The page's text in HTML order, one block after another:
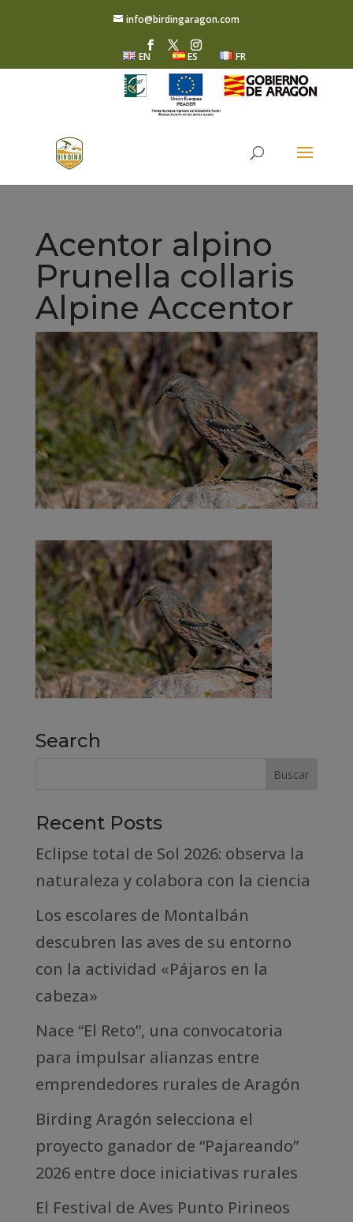
info@birdingaragon.com
EN ES FR
Acentor alpino
Prunella collaris
Alpine Accentor
Search
Recent Posts
Eclipse total de Sol 2026: observa la
naturaleza y colabora con la ciencia
Los escolares de Montalbán
descubren las aves de su entorno
con la actividad «Pájaros en la
cabeza»
Nace “El Reto”, una convocatoria
para impulsar alianzas entre
emprendedores rurales de Aragón
Birding Aragón selecciona el
proyecto ganador de “Pajareando”
2026 entre doce iniciativas rurales
El Festival de Aves Punto Pirineos